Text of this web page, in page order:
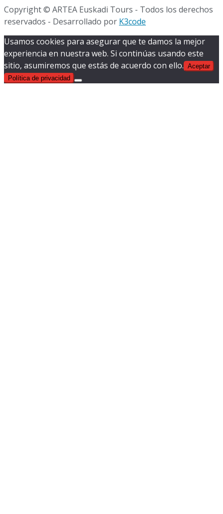
Copyright © ARTEA Euskadi Tours - Todos los derechos
reservados - Desarrollado por K3code
Usamos cookies para asegurar que te damos la mejor
experiencia en nuestra web. Si continúas usando este
sitio, asumiremos que estás de acuerdo con ello. Aceptar
Política de privacidad